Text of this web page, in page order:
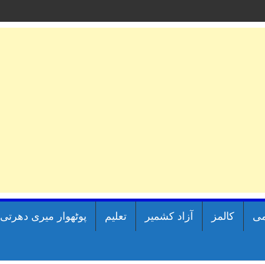
کالمز آزاد کشمیر تعلیم پوٹھوار میری دھرتی